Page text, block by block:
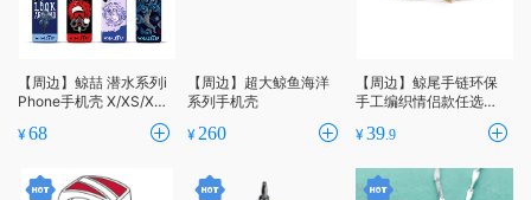
【周边】鲸喆 潜水系列i
Phone手机壳 X/XS/XM
¥68
【周边】超大鲸鱼海洋
系列手机壳
¥ 260
【周边】鲸尾手链环保
手工编织情侣款任选定
¥39.9